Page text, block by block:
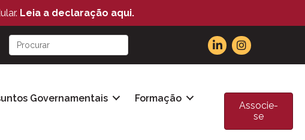
Leia a declaração aqui.
Governamentais Formação
Associe-
se